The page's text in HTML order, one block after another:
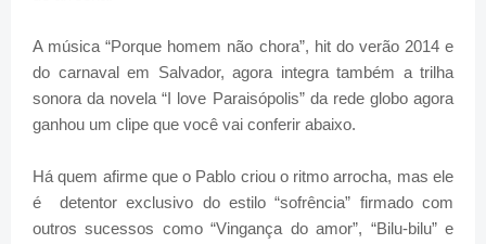
A música “Porque homem não chora”, hit do verão 2014 e
do carnaval em Salvador, agora integra também a trilha
sonora da novela “I love Paraisópolis” da rede globo agora
ganhou um clipe que você vai conferir abaixo.
Há quem afirme que o Pablo criou o ritmo arrocha, mas ele
é detentor exclusivo do estilo “sofrência” firmado com
outros sucessos como “Vingança do amor”, “Bilu-bilu” e